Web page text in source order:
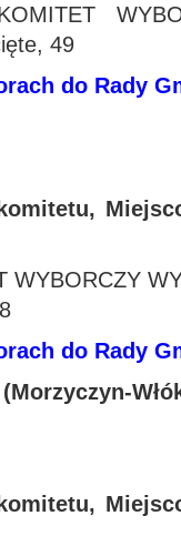
49
do Rady
WYBORCZY
do Rady
‑W